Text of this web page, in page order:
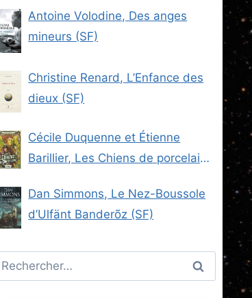
Antoine Volodine, Des anges
mineurs (SF)
Christine Renard, L’Enfance des
dieux (SF)
Cécile Duquenne et Étienne
Barillier, Les Chiens de porcelaine
Dan Simmons, Le Nez-Boussole
d’Ulfänt Banderõz (SF)
Rechercher :